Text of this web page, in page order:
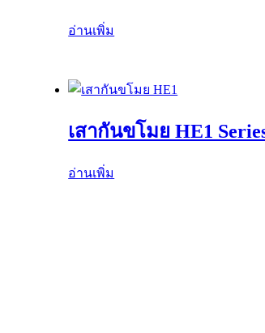
อ่านเพิ่ม
เสากันขโมย HE1
อ่านเพิ่ม